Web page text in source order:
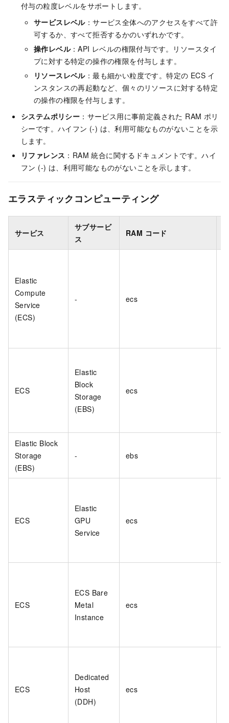
付与の粒度レベルをサポートします。
サービスレベル：サービス全体へのアクセスをすべて許
可するか、すべて拒否するかのいずれかです。
操作レベル：API レベルの権限付与です。リソースタイ
プに対する特定の操作の権限を付与します。
リソースレベル：最も細かい粒度です。特定の ECS イ
ンスタンスの再起動など、個々のリソースに対する特定
の操作の権限を付与します。
システムポリシー ：サービス用に事前定義された RAM ポリ
シーです。ハイフン (-) は、利用可能なものがないことを示
します。
リファレンス ：RAM 統合に関するドキュメントです。ハイ
フン (-) は、利用可能なものがないことを示します。
エラスティックコンピューティング
サービス
サブサービ
ス
RAM コード
Elastic
Compute
Service
(ECS)
- ecs
ECS
Elastic
Block
Storage
(EBS)
ecs
Elastic Block
Storage
(EBS)
- ebs
ECS
Elastic
GPU
Service
ecs
ECS
ECS Bare
Metal
Instance
ecs
ECS
Dedicated
Host
(DDH)
ecs